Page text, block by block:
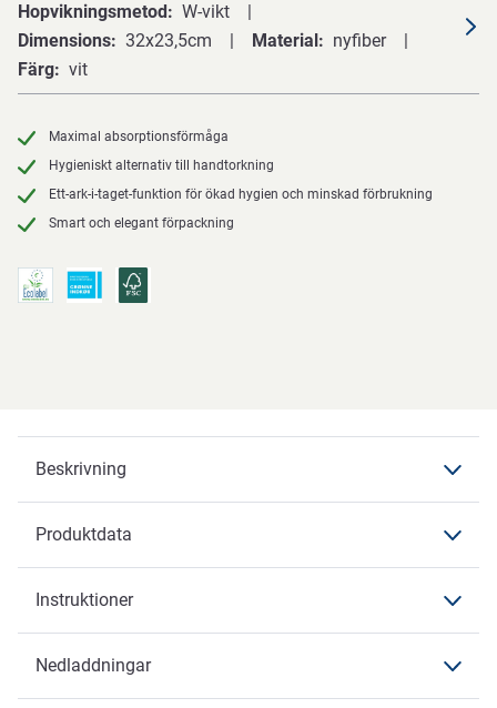
Hopvikningsmetod
W-vikt
Dimensions
32x23,5cm Material
nyfiber
Färg
vit
Maximal absorptionsförmåga
Hygieniskt alternativ till handtorkning
Ett-ark-i-taget-funktion för ökad hygien och minskad förbrukning
Smart och elegant förpackning
Beskrivning
Produktdata
Instruktioner
Nedladdningar